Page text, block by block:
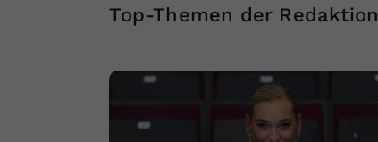
Top-Themen der Redaktion